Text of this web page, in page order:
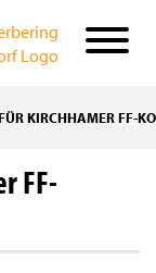
KIRCHHAMER FF-
FF-